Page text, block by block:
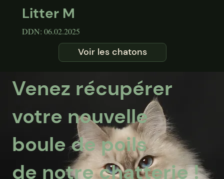
Litter M
DDN: 06.02.2025
Voir les chatons
Venez récupérer
votre nouvelle
boule de poils
de notre chatterie !